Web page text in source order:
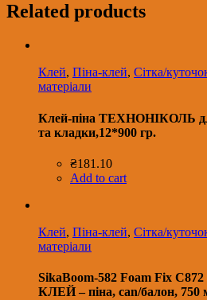
Related products
Клей, Піна-клей, Сітка/
матеріали
Клей-піна ТЕХНОНІКОЛЬ
та кладки,12*900 гр.
₴181.10
Add to cart
Клей, Піна-клей, Сітка/
матеріали
SikaBoom-582 Foam Fix
КЛЕЙ – піна, can/балон, 750